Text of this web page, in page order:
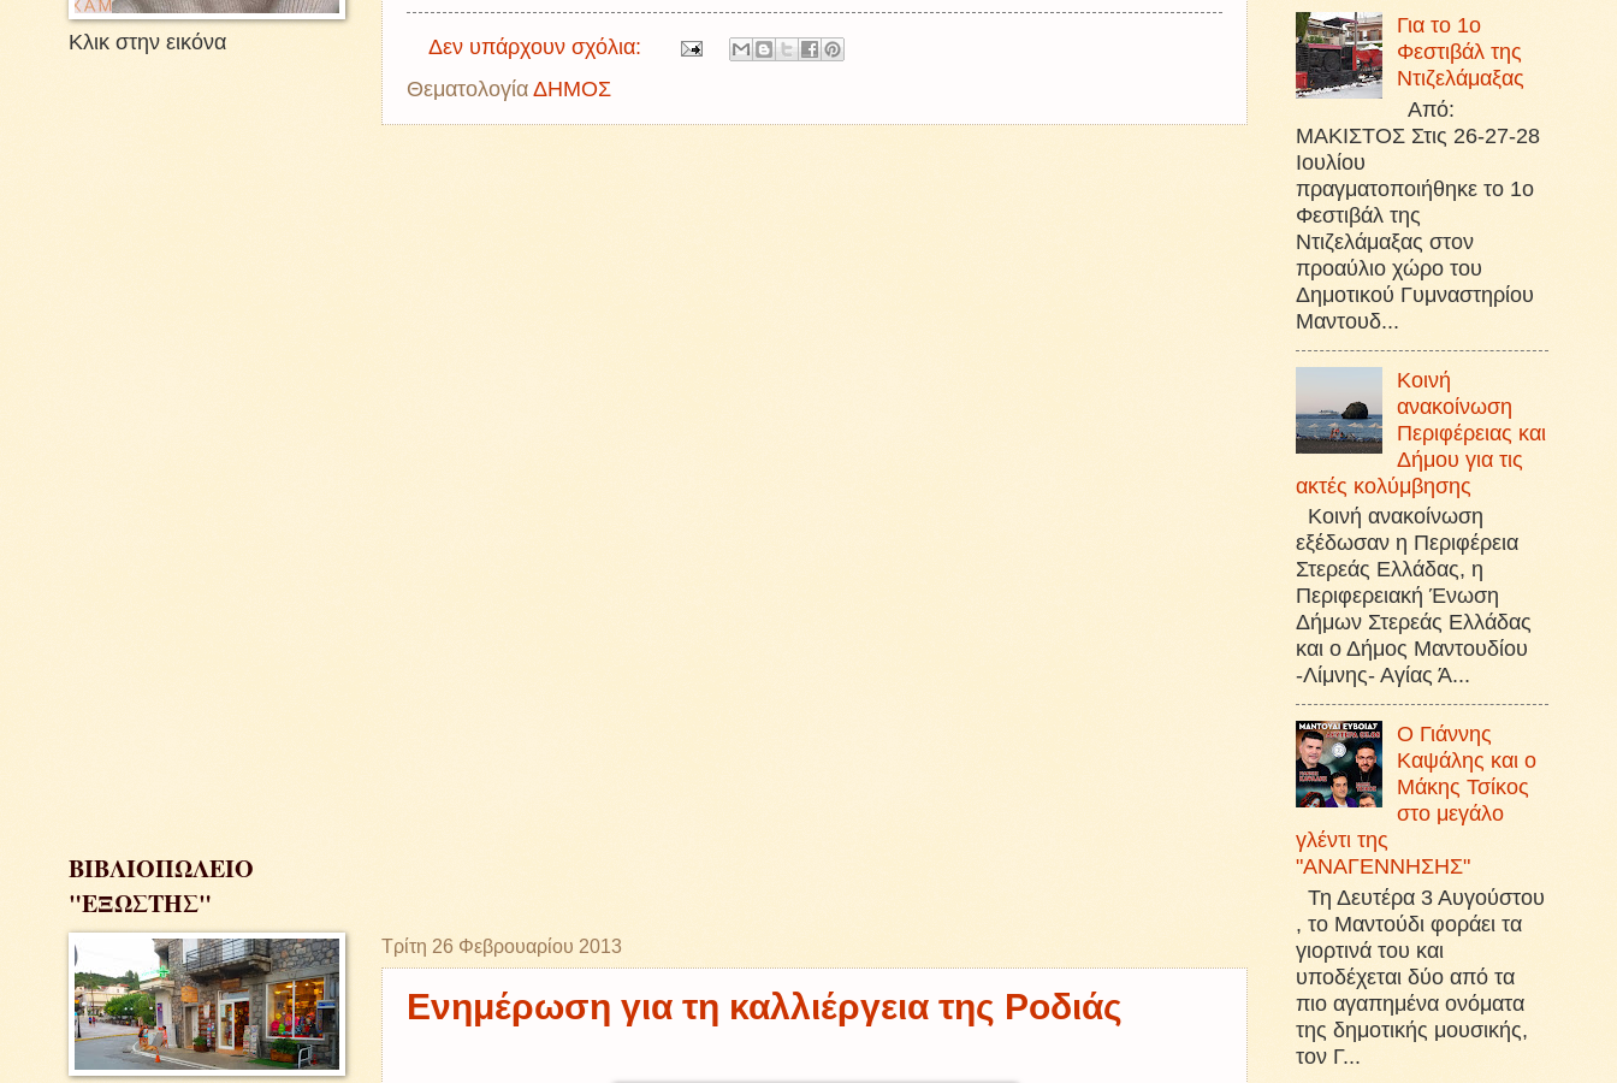
Δεν υπάρχουν σχόλια:
ΘεματολογίαΔΗΜΟΣ
Τρίτη 26 Φεβρουαρίου 2013
Ενημέρωση για τη καλλιέργεια της Ροδιάς
Κλικ στην εικόνα
ΒΙΒΛΙΟΠΩΛΕΙΟ
"ΕΞΩΣΤΗΣ"
Για το 1ο
Φεστιβάλ της
Ντιζελάμαξας
Από:
ΜΑΚΙΣΤΟΣ Στις 26-27-28
Ιουλίου
πραγματοποιήθηκε το 1ο
Φεστιβάλ της
Ντιζελάμαξας στον
προαύλιο χώρο του
Δημοτικού Γυμναστηρίου
Μαντουδ...
Κοινή
ανακοίνωση
Περιφέρειας και
Δήμου για τις
ακτές κολύμβησης
Κοινή ανακοίνωση
εξέδωσαν η Περιφέρεια
Στερεάς Ελλάδας, η
Περιφερειακή Ένωση
Δήμων Στερεάς Ελλάδας
και ο Δήμος Μαντουδίου
-Λίμνης- Αγίας Ά...
Ο Γιάννης
Καψάλης και ο
Μάκης Τσίκος
στο μεγάλο
γλέντι της
"ΑΝΑΓΕΝΝΗΣΗΣ"
Τη Δευτέρα 3 Αυγούστου
, το Μαντούδι φοράει τα
γιορτινά του και
υποδέχεται δύο από τα
πιο αγαπημένα ονόματα
της δημοτικής μουσικής,
τον Γ...